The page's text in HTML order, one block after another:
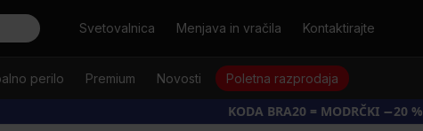
Svetovalnica Menjava in vračila Kontaktirajte
perilo Premium Novosti Poletna razprodaja
KODA BRA20 = MODRČKI −20 %